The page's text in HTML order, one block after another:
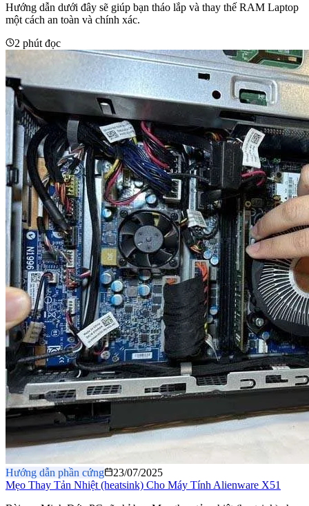
Hướng dẫn dưới đây sẽ giúp bạn tháo lắp và thay thế RAM Laptop
một cách an toàn và chính xác.
2 phút đọc
Hướng dẫn phần cứng
23/07/2025
Mẹo Thay Tản Nhiệt (heatsink) Cho Máy Tính Alienware X51